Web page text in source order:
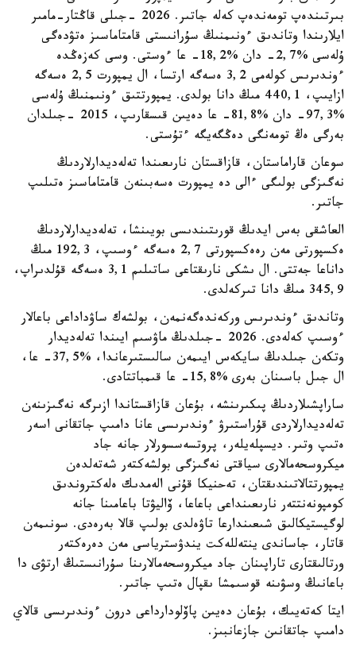
بىرتىندەپ تومەندەپ كەلە جاتىر. 2026 -جىلى قاڭتار-مامىر
ايلارىندا وتاندىق ءونىمنىڭ سۇرانىستى قامتاماسىز ەتۋدەگى
ۇلەسى %2,7- دان %18,2- عا ءوستى. وسى كەزەڭدە
ءوندىرىس كولەمى 3,2 ەسەگە ارتسا، ال يمپورت 2,5 ەسەگە
ازايىپ، 440,1 مىڭ دانا بولدى. يمپورتتىق ءونىمنىڭ ۇلەسى
%97,3- دان %81,8- عا دەيىن قىسقارىپ، 2015 -جىلدان
بەرگى ەڭ تومەنگى دەڭگەيگە ءتۇستى.
سوعان قاراماستان، قازاقستان نارىعىندا تەلەديدارلاردىڭ
نەگىزگى بولىگى ءالى دە يمپورت ەسەبىنەن قامتاماسىز ەتىلىپ
جاتىر.
العاشقى بەس ايدىڭ قورىتىندىسى بويىنشا، تەلەديدارلاردىڭ
ەكسپورتى مەن رەەكسپورتى 2,7 ەسەگە ءوسىپ، 192,3 مىڭ
داناعا جەتتى. ال ىشكى نارىقتاعى ساتىلىم 3,1 ەسەگە قۇلدىراپ،
345,9 مىڭ دانا تىركەلدى.
وتاندىق ءوندىرىس وركەندەگەنمەن، بولشەك ساۋداداعى باعالار
ءوسىپ كەلەدى. 2026 -جىلدىڭ ماۋسىم ايىندا تەلەديدار
وتكەن جىلدىڭ سايكەس ايىمەن سالىستىرعاندا، %37,5- عا،
ال جىل باسىنان بەرى %15,8- عا قىمباتتادى.
ساراپشىلاردىڭ پىكىرىنشە، بۇعان قازاقستاندا ازىرگە نەگىزىنەن
تەلەديدارلاردى قۇراستىرۋ ءوندىرىسى عانا دامىپ جاتقانى اسەر
ەتىپ وتىر. ديسپلەيلەر، پروتسەسسورلار جانە جاد
ميكروسحەمالارى سياقتى نەگىزگى بولشەكتەر شەتەلدەن
يمپورتتالاتىندىقتان، تەحنيكا قۇنى الەمدىك ەلەكتروندىق
كومپونەنتتەر نارىعىنداعى باعاعا، ۆاليۋتا باعامىنا جانە
لوگيستيكالىق شىعىندارعا تاۋەلدى بولىپ قالا بەرەدى. سونىمەن
قاتار، جاساندى ينتەللەكت يندۋسترياسى مەن دەرەكتەر
ورتالىقتارى تاراپىنان جاد ميكروسحەمالارىنا سۇرانىستىڭ ارتۋى دا
باعانىڭ وسۋىنە قوسىمشا ىقپال ەتىپ جاتىر.
ايتا كەتەيىك، بۇعان دەيىن پاۆلودارداعى درون ءوندىرىسى قالاي
دامىپ جاتقانىن جازعانبىز.